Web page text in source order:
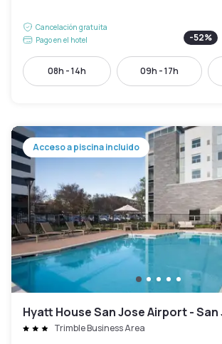
Cancelación gratuita
Pago en el hotel
-52%
08h - 14h 09h - 17h
Acceso a piscina incluido
Hyatt House San Jose Airport - San
Trimble Business Area